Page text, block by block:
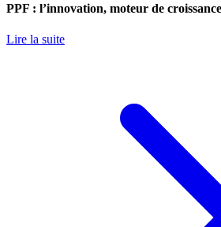
PPF : l’innovation, moteur de
Lire la suite